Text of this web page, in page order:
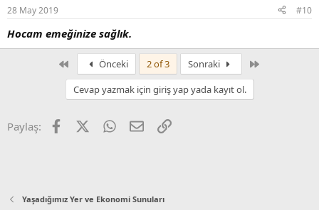
28 May 2019 #10
Hocam emeğinize sağlık.
Önceki 2 of 3 Sonraki
Cevap yazmak için giriş yap yada kayıt ol.
Paylaş: Facebook WhatsApp
E-postaLink
Yaşadığımız Yer ve Ekonomi Sunuları